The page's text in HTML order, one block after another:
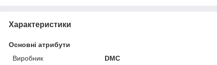
Характеристики
Основні атрибути
Виробник
DMC